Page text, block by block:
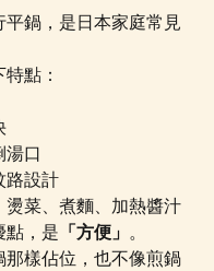
平鍋，是日本家庭常見
點：
湯口
路設計
燙菜、煮麵、加熱醬汁
點，是 「方便」 。
那樣佔位，也不像煎鍋